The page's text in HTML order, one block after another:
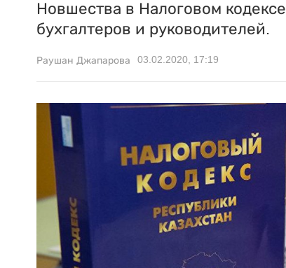
Новшества в Налоговом
бухгалтеров и руководителей.
Раушан Джапарова 03.02.2020, 17:19